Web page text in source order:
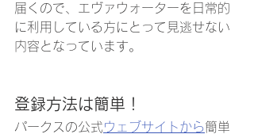
届くので、エヴァウォーターを日常的
に利用している方にとって見逃せない
内容となっています。
登録方法は簡単！
パークスの公式ウェブサイトから簡単